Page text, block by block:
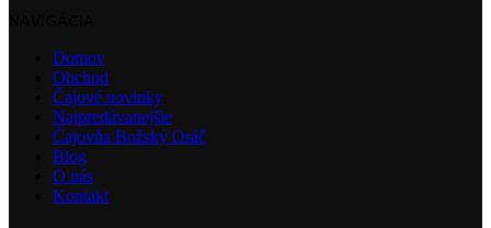
Domov
Obchod
Čajové novinky
Najpredávanejšie
Čajovňa Božský Oráč
Blog
O nás
Kontakt